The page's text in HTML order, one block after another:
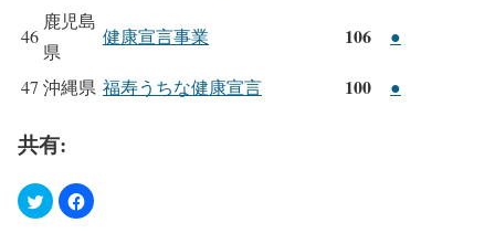
46
鹿児島
県
健康宣言事業 106 ●
47 沖縄県 福寿うちな健康宣言 100 ●
共有: